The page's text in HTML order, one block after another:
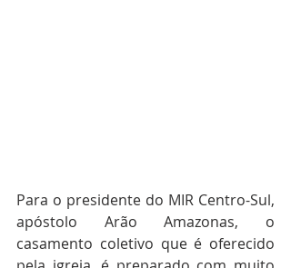
Para o presidente do MIR Centro-Sul,
apóstolo Arão Amazonas, o
casamento coletivo que é oferecido